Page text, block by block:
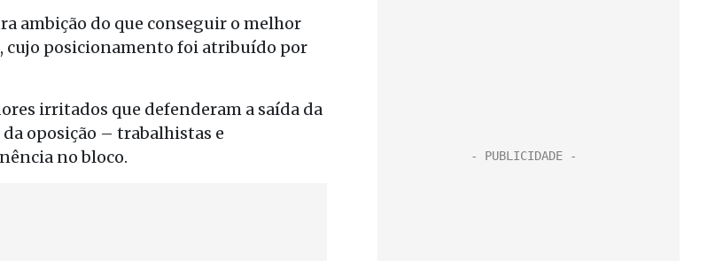
ambição do que conseguir o melhor
cujo posicionamento foi atribuído por
irritados que defenderam a saída da
oposição – trabalhistas e
no bloco.